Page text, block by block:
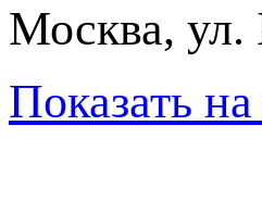
Москва, ул.
Показать на